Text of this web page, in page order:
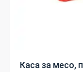
Каса за месо,